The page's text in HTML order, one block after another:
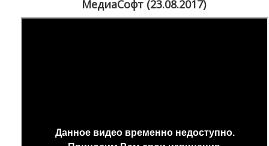
МедиаСофт (23.08.2017)